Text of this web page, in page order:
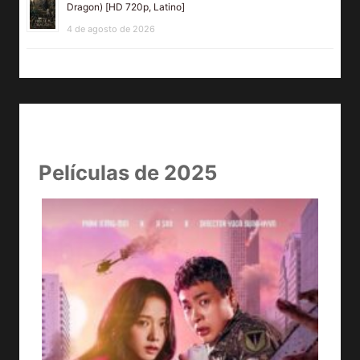
Dragon) [HD 720p, Latino]
4 de agosto de 2026
Películas de 2025